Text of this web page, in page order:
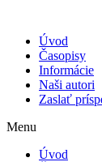
Úvod
Časopisy
Informácie
Naši autori
Zaslať
Menu
Úvod